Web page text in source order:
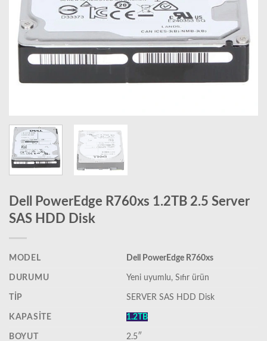
Dell PowerEdge R760xs 1.2TB 2.5 Server
SAS HDD Disk
MODEL Dell PowerEdge R760xs
DURUMU ‎Yeni uyumlu, Sıfır ürün
TIP SERVER SAS HDD Disk
KAPASITE 1.2TB
BOYUT 2.5″